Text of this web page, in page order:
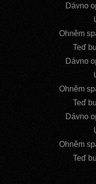
Dávno
Ohněm
Teď
Dávno
Ohněm
Teď
Dávno
Ohněm
Teď